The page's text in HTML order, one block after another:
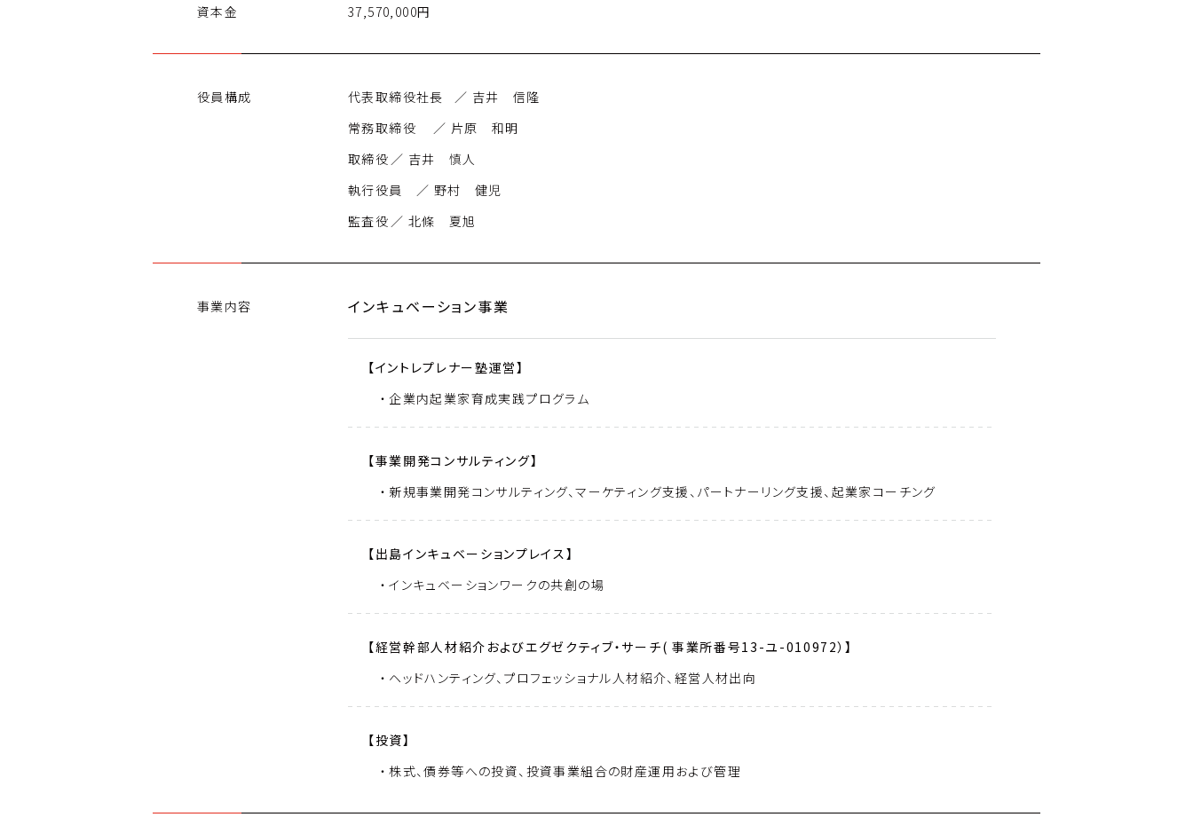
資本金 37,570,000円
役員構成
代表取締役社長	／ 吉井　信隆
常務取締役	／ 片原　和明
取締役	／ 吉井　慎人
執行役員　／ 野村　健児
監査役	／ 北條　夏旭
事業内容 インキュベーション事業
【イントレプレナー塾運営】
企業内起業家育成実践プログラム
【事業開発コンサルティング】
新規事業開発コンサルティング、マーケティング支援、パートナーリング支援、起業家コーチング
【出島インキュベーションプレイス】
インキュベーションワークの共創の場
【経営幹部人材紹介およびエグゼクティブ・サーチ( 事業所番号13-ユ-010972）】
ヘッドハンティング、プロフェッショナル人材紹介、経営人材出向
【投資】
株式、債券等への投資、投資事業組合の財産運用および管理